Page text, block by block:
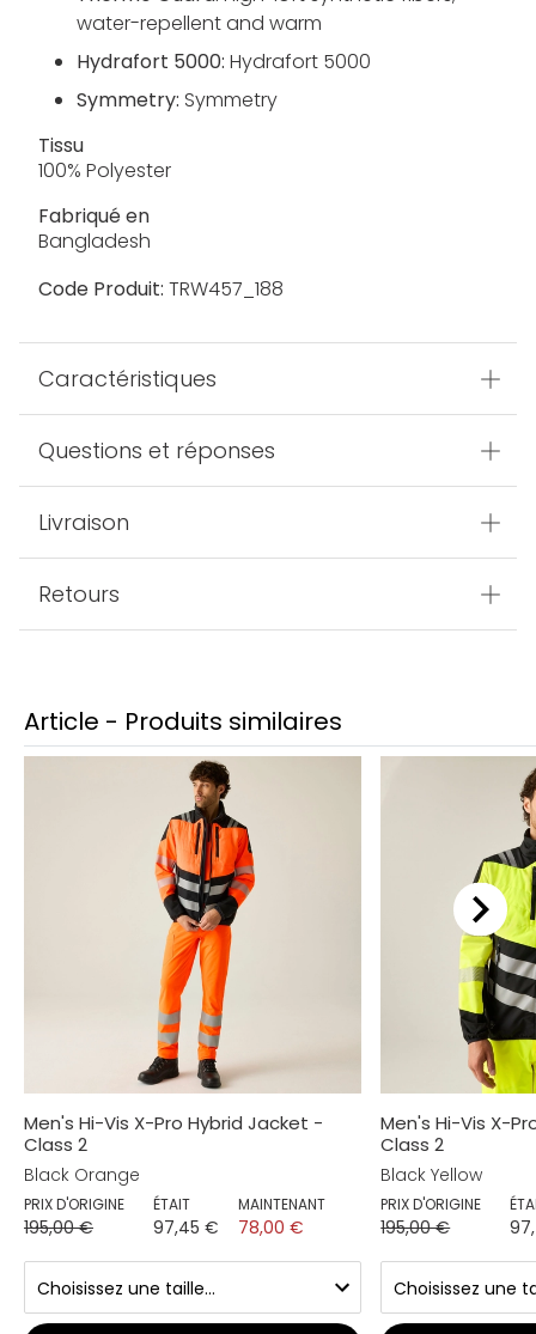
water-repellent and warm
Hydrafort 5000: Hydrafort 5000
Symmetry: Symmetry
Tissu
100% Polyester
Fabriqué en
Bangladesh
Code Produit: TRW457_188
Caractéristiques
Questions et réponses
Livraison
Retours
Article - Produits similaires
Men's Hi-Vis X-Pro Hybrid Jacket -
Class 2
Black Orange
PRIX D'ORIGINE
195,00 €
ÉTAIT
97,45 €
MAINTENANT
78,00 €
Men's Hi-Vis X-
Class 2
Black Yellow
PRIX D'ORIGINE
195,00 €